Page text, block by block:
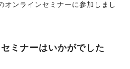
オンラインセミナーに参加しまし
ミナーはいかがでした